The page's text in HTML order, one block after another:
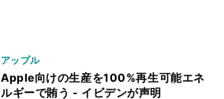
アップル
Apple向けの生産を100%再生可能エネ
ルギーで賄う - イビデンが声明